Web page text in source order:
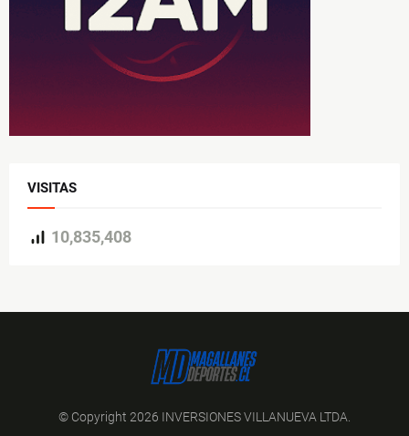
VISITAS
10,835,408
© Copyright 2026 INVERSIONES VILLANUEVA LTDA.